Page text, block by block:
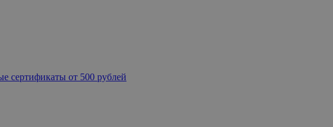
сертификаты от 500 рублей